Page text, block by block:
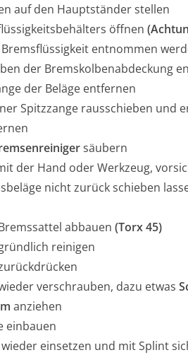
auf den Hauptständer stellen
öffnen
Bremsflüssigkeit entnommen
der Bremskolbenabdeckung
der Beläge entfernen
Spitzzange rausschieben und
säubern
der Hand oder Werkzeug,
nicht zurück schieben
abbauen (Torx 45)
reinigen
verschrauben, dazu etwas
anziehen
einbauen
einsetzen und mit Splint